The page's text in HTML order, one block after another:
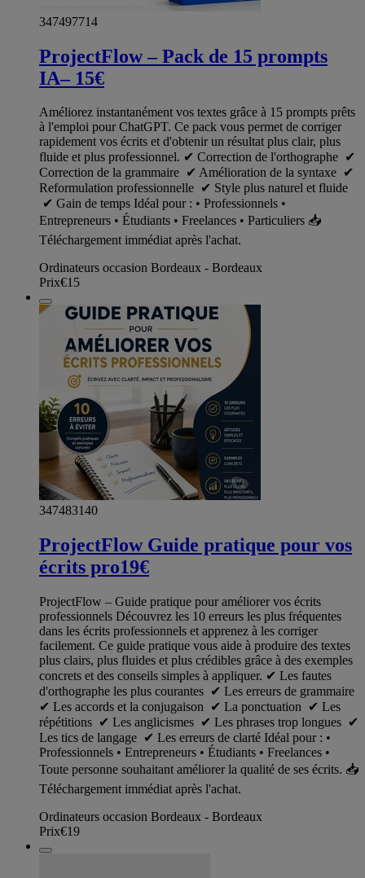
347497714
ProjectFlow – Pack de 15 prompts
IA– 15€
Améliorez instantanément vos textes grâce à 15 prompts prêts
à l'emploi pour ChatGPT. Ce pack vous permet de corriger
rapidement vos écrits et d'obtenir un résultat plus clair, plus
fluide et plus professionnel. ✔ Correction de l'orthographe ✔
Correction de la grammaire ✔ Amélioration de la syntaxe ✔
Reformulation professionnelle ✔ Style plus naturel et fluide
✔ Gain de temps Idéal pour : • Professionnels •
Entrepreneurs • Étudiants • Freelances • Particuliers 📥
Téléchargement immédiat après l'achat.
Ordinateurs occasion Bordeaux - Bordeaux
Prix€15
347483140
ProjectFlow Guide pratique pour vos
écrits pro19€
ProjectFlow – Guide pratique pour améliorer vos écrits
professionnels Découvrez les 10 erreurs les plus fréquentes
dans les écrits professionnels et apprenez à les corriger
facilement. Ce guide pratique vous aide à produire des textes
plus clairs, plus fluides et plus crédibles grâce à des exemples
concrets et des conseils simples à appliquer. ✔ Les fautes
d'orthographe les plus courantes ✔ Les erreurs de grammaire
✔ Les accords et la conjugaison ✔ La ponctuation ✔ Les
répétitions ✔ Les anglicismes ✔ Les phrases trop longues ✔
Les tics de langage ✔ Les erreurs de clarté Idéal pour : •
Professionnels • Entrepreneurs • Étudiants • Freelances •
Toute personne souhaitant améliorer la qualité de ses écrits. 📥
Téléchargement immédiat après l'achat.
Ordinateurs occasion Bordeaux - Bordeaux
Prix€19